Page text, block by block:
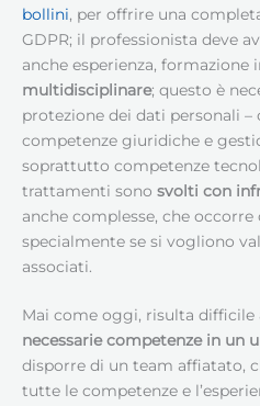
bollini, per offrire una
GDPR; il professionista deve
anche esperienza, formazione
multidisciplinare; questo è
protezione dei dati personali
competenze giuridiche e
soprattutto competenze
trattamenti sono svolti con
anche complesse, che
specialmente se si vogliono
associati.
Mai come oggi, risulta difficile
necessarie competenze in un
disporre di un team affiatato,
tutte le competenze e